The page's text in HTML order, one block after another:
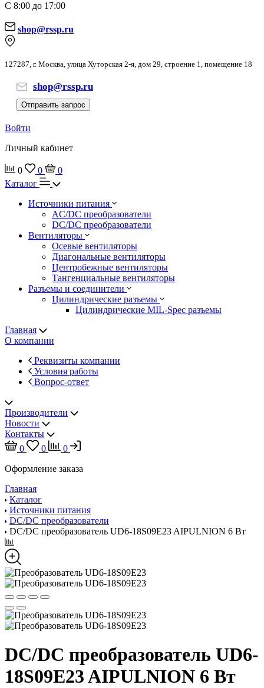
С 8:00 до 17:00
shop@rssp.ru
127287, г. Москва, улица Хуторская 2-я, дом 29, строение 1, помещение 18
shop@rssp.ru
Отправить запрос
Войти
Личный кабинет
0 0
0
Каталог
Источники питания
AC/DC преобразователи
DC/DC преобразователи
Вентиляторы
Осевые вентиляторы
Диагональные вентиляторы
Центробежные вентиляторы
Тангенциальные вентиляторы
Разъемы и соединители
Цилиндрические разъемы
Цилиндрические MIL-Spec разъемы
Главная
О компании
Реквизиты компании
Условия работы
Вопрос-ответ
Производители
Новости
Контакты
0
0
0
Оформление заказа
Главная
Каталог
Источники питания
DC/DC преобразователи
DC/DC преобразователь UD6-18S09E23 AIPULNION 6 Вт
DC/DC преобразователь UD6-
18S09E23 AIPULNION 6 Вт